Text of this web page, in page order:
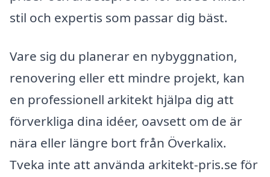
stil och expertis som passar dig bäst.
Vare sig du planerar en nybyggnation,
renovering eller ett mindre projekt, kan
en professionell arkitekt hjälpa dig att
förverkliga dina idéer, oavsett om de är
nära eller längre bort från Överkalix.
Tveka inte att använda arkitekt-pris.se för